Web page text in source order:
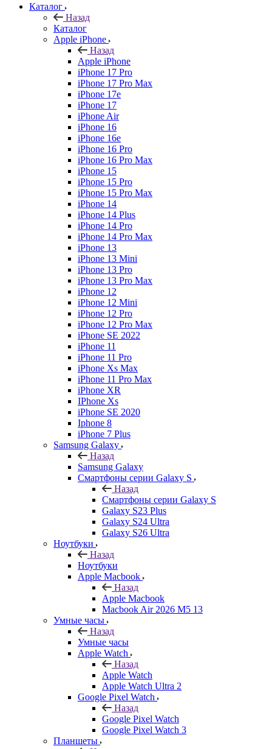
Каталог
Назад
Каталог
Apple iPhone
Назад
Apple iPhone
iPhone 17 Pro
iPhone 17 Pro Max
iPhone 17e
iPhone 17
iPhone Air
iPhone 16
iPhone 16e
iPhone 16 Pro
iPhone 16 Pro Max
iPhone 15
iPhone 15 Pro
iPhone 15 Pro Max
iPhone 14
iPhone 14 Plus
iPhone 14 Pro
iPhone 14 Pro Max
iPhone 13
iPhone 13 Mini
iPhone 13 Pro
iPhone 13 Pro Max
iPhone 12
iPhone 12 Mini
iPhone 12 Pro
iPhone 12 Pro Max
iPhone SE 2022
iPhone 11
iPhone 11 Pro
iPhone Xs Max
iPhone 11 Pro Max
iPhone XR
IPhone Xs
iPhone SE 2020
Iphone 8
iPhone 7 Plus
Samsung Galaxy
Назад
Samsung Galaxy
Смартфоны серии Galaxy S
Назад
Смартфоны серии Galaxy S
Galaxy S23 Plus
Galaxy S24 Ultra
Galaxy S26 Ultra
Ноутбуки
Назад
Ноутбуки
Apple Macbook
Назад
Apple Macbook
Macbook Air 2026 M5 13
Умные часы
Назад
Умные часы
Apple Watch
Назад
Apple Watch
Apple Watch Ultra 2
Google Pixel Watch
Назад
Google Pixel Watch
Google Pixel Watch 3
Планшеты